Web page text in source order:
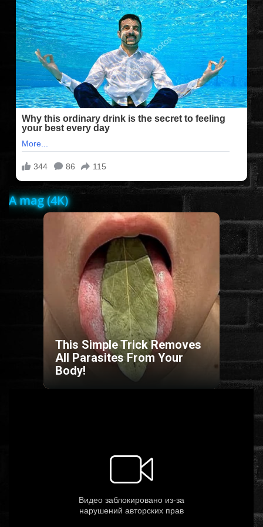
FILMEK (2025-ÖS)
FILMEK (2024-ES)
FILMEK (2023-AS)
FILMEK (2022-ES)
FELIRATOS FILMEK
AKCIÓ
A mag (4K)
This Simple Trick Removes
All Parasites From Your
Body!